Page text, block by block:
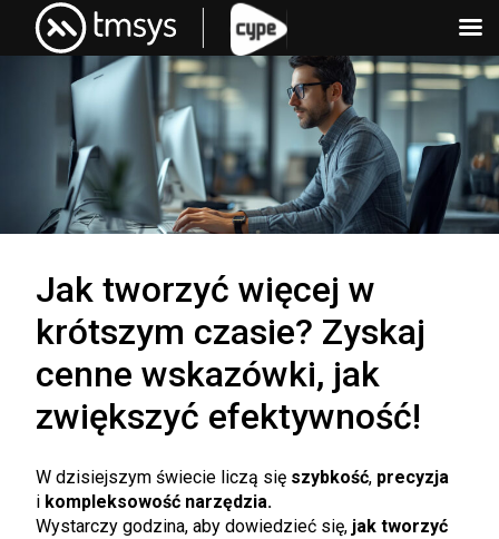
Skip
Jak tworzyć więcej w
krótszym czasie? Zyskaj
cenne wskazówki, jak
zwiększyć efektywność!
W dzisiejszym świecie liczą się szybkość, precyzja
i kompleksowość narzędzia.
Wystarczy godzina, aby dowiedzieć się, jak tworzyć